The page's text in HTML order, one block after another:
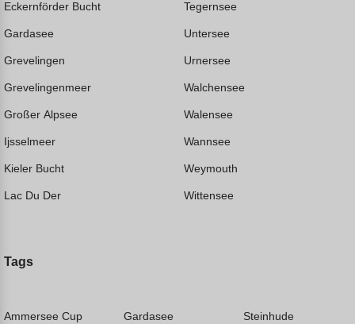
Eckernförder Bucht
Gardasee
Grevelingen
Grevelingenmeer
Großer Alpsee
Ijsselmeer
Kieler Bucht
Lac Du Der
Tegernsee
Untersee
Urnersee
Walchensee
Walensee
Wannsee
Weymouth
Wittensee
Tags
Ammersee Cup Gardasee Steinhude